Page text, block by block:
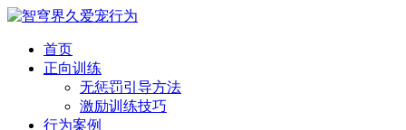
首页
正向训练
无惩罚引导方法
激励训练技巧
行为案例